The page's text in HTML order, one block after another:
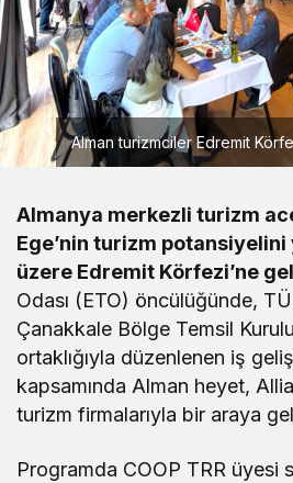
Alman turizmciler Edremit
Almanya merkezli turizm
Ege’nin turizm
üzere Edremit Körfezi’ne
Odası (ETO) öncülüğünde,
Çanakkale Bölge Temsil
ortaklığıyla düzenlenen iş
kapsamında Alman heyet,
turizm firmalarıyla bir araya
Programda COOP TRR üyesi